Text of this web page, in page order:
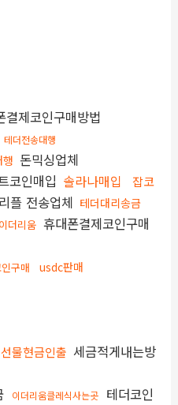
결제코인구매방법
테더전송대행
돈믹싱업체
코인매입 솔라나매입
잡코
플 전송업체 테더대리송금
이더리움 휴대폰결제코인구매
구매
usdc판매
물현금인출 세금적게내는방
이더리움클레식사는곳
테더코인